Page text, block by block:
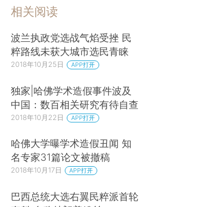
相关阅读
波兰执政党选战气焰受挫 民
粹路线未获大城市选民青睐
2018年10月25日 APP打开
独家|哈佛学术造假事件波及
中国：数百相关研究有待自查
2018年10月22日 APP打开
哈佛大学曝学术造假丑闻 知
名专家31篇论文被撤稿
2018年10月17日 APP打开
巴西总统大选右翼民粹派首轮